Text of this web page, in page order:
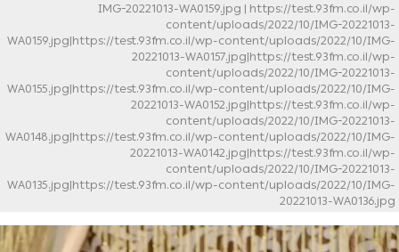
IMG-20221013-WA0159.jpg | https://test.93fm.co.il/wp-
content/uploads/2022/10/IMG-20221013-
WA0159.jpg|https://test.93fm.co.il/wp-content/uploads/2022/10/IMG-
20221013-WA0157.jpg|https://test.93fm.co.il/wp-
content/uploads/2022/10/IMG-20221013-
WA0155.jpg|https://test.93fm.co.il/wp-content/uploads/2022/10/IMG-
20221013-WA0152.jpg|https://test.93fm.co.il/wp-
content/uploads/2022/10/IMG-20221013-
WA0148.jpg|https://test.93fm.co.il/wp-content/uploads/2022/10/IMG-
20221013-WA0142.jpg|https://test.93fm.co.il/wp-
content/uploads/2022/10/IMG-20221013-
WA0135.jpg|https://test.93fm.co.il/wp-content/uploads/2022/10/IMG-
20221013-WA0136.jpg